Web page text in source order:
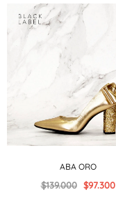
ABA ORO
$139.000 $97.300